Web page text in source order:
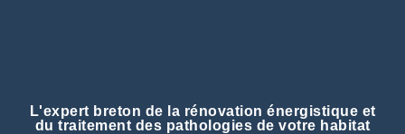
L'expert breton de la rénovation énergistique et
du traitement des pathologies de votre habitat